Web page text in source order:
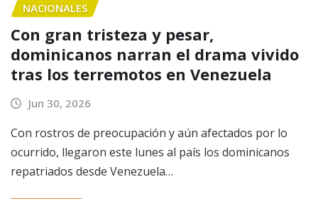
NACIONALES
Con gran tristeza y pesar,
dominicanos narran el drama vivido
tras los terremotos en Venezuela
Jun 30, 2026
Con rostros de preocupación y aún afectados por lo
ocurrido, llegaron este lunes al país los dominicanos
repatriados desde Venezuela…